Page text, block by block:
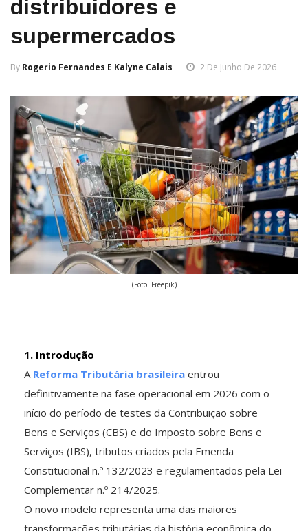
distribuidores e
supermercados
By Rogerio Fernandes E Kalyne Calais 2 De Junho De 2026
(Foto: Freepik)
1. Introdução
A Reforma Tributária brasileira entrou
definitivamente na fase operacional em 2026 com o
início do período de testes da Contribuição sobre
Bens e Serviços (CBS) e do Imposto sobre Bens e
Serviços (IBS), tributos criados pela Emenda
Constitucional n.º 132/2023 e regulamentados pela Lei
Complementar n.º 214/2025.
O novo modelo representa uma das maiores